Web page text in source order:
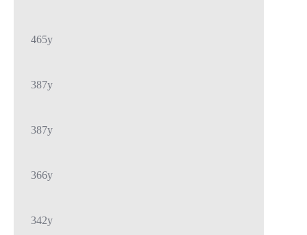
465y
387y
387y
366y
342y